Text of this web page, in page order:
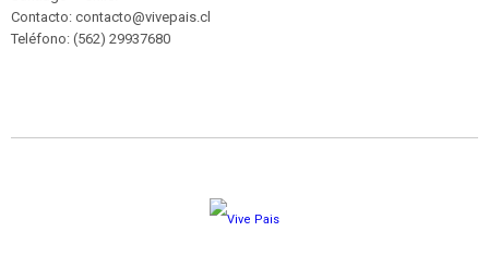
Contacto: contacto@vivepais.cl
Teléfono: (562) 29937680